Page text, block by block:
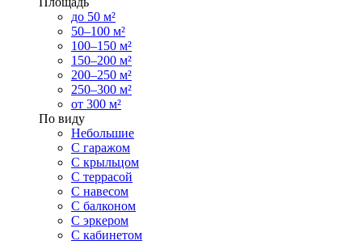
до 50 м²
50–100 м²
100–150 м²
150–200 м²
200–250 м²
250–300 м²
от 300 м²
По виду
Небольшие
С гаражом
С крыльцом
С террасой
С навесом
С балконом
С эркером
С кабинетом